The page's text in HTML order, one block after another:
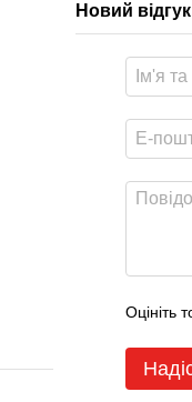
Новий
Оцініть